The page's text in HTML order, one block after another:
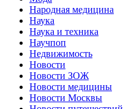
Народная медицина
Наука
Наука и техника
Научпоп
Недвижимость
Новости
Новости ЗОЖ
Новости медицины
Новости Москвы